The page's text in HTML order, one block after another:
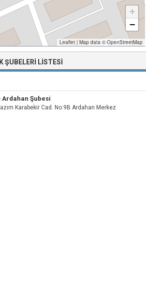
+
−
Leaflet | Map data © OpenStreetMap
ŞUBELERI LISTESI
Ardahan Şubesi
Karabekir Cad. No:9B Ardahan Merkez